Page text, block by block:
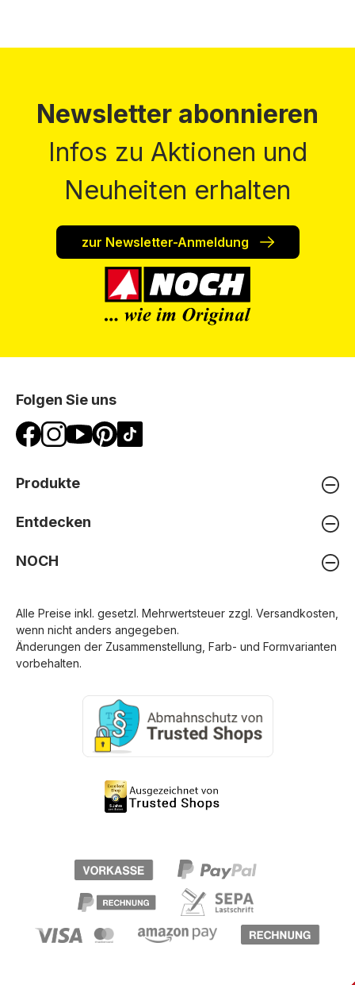
Newsletter abonnieren
Infos zu Aktionen und
Neuheiten erhalten
zur Newsletter-Anmeldung
Folgen Sie uns
Produkte
Entdecken
NOCH
Alle Preise inkl. gesetzl. Mehrwertsteuer zzgl. Versandkosten
wenn nicht anders angegeben.
Änderungen der Zusammenstellung, Farb- und Formvarianten
vorbehalten.